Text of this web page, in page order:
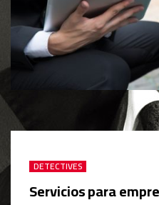
DETECTIVES
Servicios para